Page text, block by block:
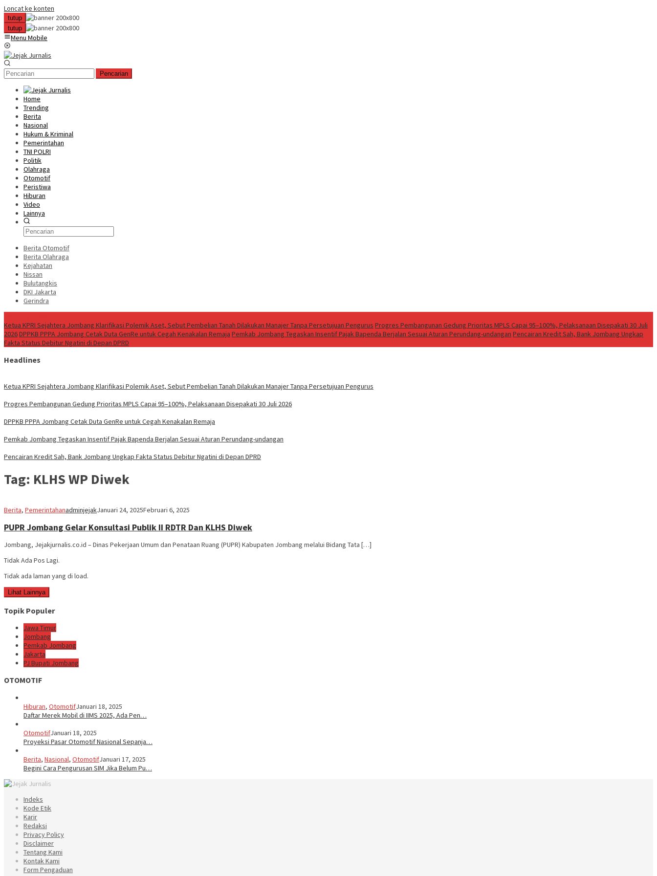
Loncat ke konten
tutup
tutup
Menu Mobile
Pencarian
Home
Trending
Berita
Nasional
Hukum & Kriminal
Pemerintahan
TNI POLRI
Politik
Olahraga
Otomotif
Peristiwa
Hiburan
Video
Lainnya
Berita Otomotif
Berita Olahraga
Kejahatan
Nissan
Bulutangkis
DKI Jakarta
Gerindra
Ketua KPRI Sejahtera Jombang Klarifikasi Polemik Aset, Sebut Pembelian Tanah Dilakukan Manajer Tanpa Persetujuan Pengurus Progres Pembangunan Gedung Prioritas MPLS Capai 95–100%, Pelaksanaan Disepakati 30 Juli
2026DPPKB PPPA Jombang Cetak Duta GenRe untuk Cegah Kenakalan Remaja Pemkab Jombang Tegaskan Insentif Pajak Bapenda Berjalan Sesuai Aturan Perundang-undangan Pencairan Kredit Sah, Bank Jombang Ungkap
Fakta Status Debitur Ngatini di Depan DPRD
Headlines
Ketua KPRI Sejahtera Jombang Klarifikasi Polemik Aset, Sebut Pembelian Tanah Dilakukan Manajer Tanpa Persetujuan Pengurus
Progres Pembangunan Gedung Prioritas MPLS Capai 95–100%, Pelaksanaan Disepakati 30 Juli 2026
DPPKB PPPA Jombang Cetak Duta GenRe untuk Cegah Kenakalan Remaja
Pemkab Jombang Tegaskan Insentif Pajak Bapenda Berjalan Sesuai Aturan Perundang-undangan
Pencairan Kredit Sah, Bank Jombang Ungkap Fakta Status Debitur Ngatini di Depan DPRD
Tag: KLHS WP Diwek
Berita, PemerintahanadminjejakJanuari 24, 2025Februari 6, 2025
PUPR Jombang Gelar Konsultasi Publik II RDTR Dan KLHS Diwek
Jombang, Jejakjurnalis.co.id – Dinas Pekerjaan Umum dan Penataan Ruang (PUPR) Kabupaten Jombang melalui Bidang Tata […]
Tidak Ada Pos Lagi.
Tidak ada laman yang di load.
Lihat Lainnya
Topik Populer
Jawa Timur
Jombang
Pemkab Jombang
Jakarta
PJ Bupati Jombang
OTOMOTIF
Hiburan, OtomotifJanuari 18, 2025
Daftar Merek Mobil di IIMS 2025, Ada Pen…
OtomotifJanuari 18, 2025
Proyeksi Pasar Otomotif Nasional Sepanja…
Berita, Nasional, OtomotifJanuari 17, 2025
Begini Cara Pengurusan SIM Jika Belum Pu…
Indeks
Kode Etik
Karir
Redaksi
Privacy Policy
Disclaimer
Tentang Kami
Kontak Kami
Form Pengaduan